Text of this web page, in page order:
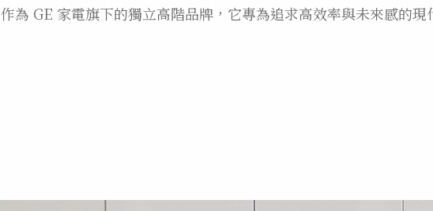
作為 GE 家電旗下的獨立高階品牌，它專為追求高效率與未來感的現